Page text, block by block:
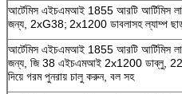
আর্টেমিস এইচএমআই 1855 আরটি আর্টিমিস
জন্য, 2xG38; 2x1200 ডাবলাসহ ল্যাম্প
আর্টেমিস এইচএমআই 1855 আরটি আর্টিমিস
জন্য, জি 38 এইচএমআই 2x1200 ডাব্লু,
দিয়ে গরম পুনরায় চালু করুন, বল সহ